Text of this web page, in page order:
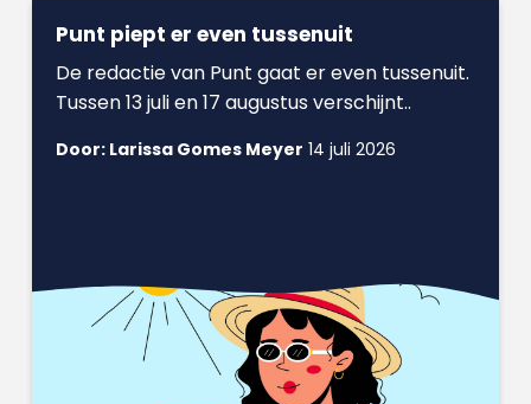
Punt piept er even tussenuit
De redactie van Punt gaat er even tussenuit.
Tussen 13 juli en 17 augustus verschijnt..
Door: Larissa Gomes Meyer 14 juli 2026